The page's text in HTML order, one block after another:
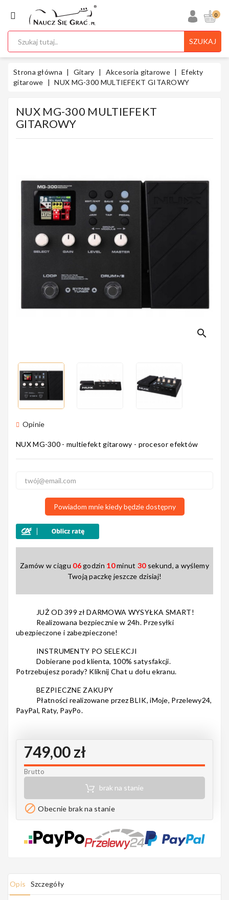
KATEGORIA
Ukulele
Gitary
Instrumenty
Perkusyjne
Instrumenty
Smyczkowe
Instrumenty
Dla Dzieci
Nagłośnienie
Akcesoria
Kursy/Szkolenia
MAHILELE
Ortega
0
SZUKAJ
Strona główna Gitary Akcesoria gitarowe
Efekty
gitarowe
NUX MG-300 MULTIEFEKT GITAROWY
NUX MG-300 MULTIEFEKT
GITAROWY
search
Opinie
NUX MG-300 - multiefekt gitarowy - procesor efektów
Powiadom mnie kiedy będzie dostępny
Zamów w ciągu 06 godzin 10minut 29 sekund, a wyślemy
Twoją paczkę jeszcze dzisiaj!
JUŻ OD 399 zł DARMOWA WYSYŁKA SMART!
Realizowana bezpiecznie w 24h. Przesyłki
ubezpieczone i zabezpieczone!
INSTRUMENTY PO SELEKCJI
Dobierane pod klienta, 100% satysfakcji.
Potrzebujesz porady? Kliknij Chat u dołu ekranu.
BEZPIECZNE ZAKUPY
Płatności realizowane przez BLIK, iMoje, Przelewy24,
PayPal, Raty, PayPo.
749,00 zł
Brutto
brak na stanie
 Obecnie brak na stanie
Opis Szczegóły